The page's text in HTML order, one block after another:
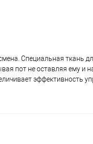
Специальная ткань
пот не оставляя ему и
эффективность